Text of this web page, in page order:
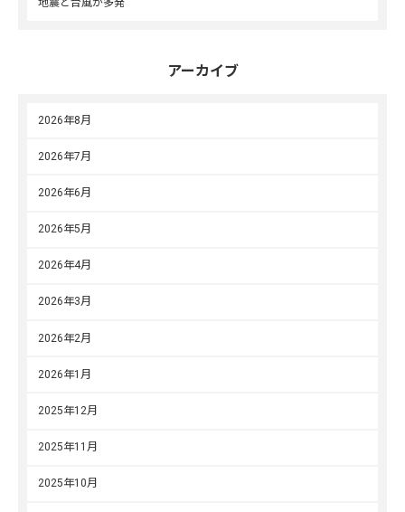
地震と台風が多発
アーカイブ
2026年8月
2026年7月
2026年6月
2026年5月
2026年4月
2026年3月
2026年2月
2026年1月
2025年12月
2025年11月
2025年10月